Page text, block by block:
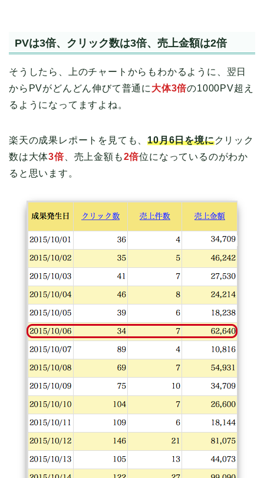
PVは3倍、クリック数は3倍、売上金額は2倍
そうしたら、上のチャートからもわかるように、翌日
からPVがどんどん伸びて普通に 大体3倍の1000PV超え
るようになってますよね。
楽天の成果レポートを見ても、10月6日を境にクリック
数は大体3倍、売上金額も2倍位になっているのがわか
ると思います。